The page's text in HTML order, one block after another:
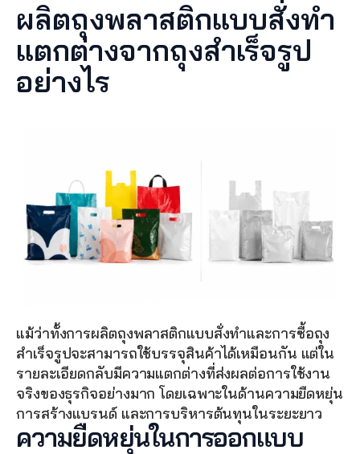
ผลิตถุงพลาสติกแบบสั่งทำ
แตกต่างจากถุงสำเร็จรูป
อย่างไร
แม้ว่าทั้งการผลิตถุงพลาสติกแบบสั่งทำและการซื้อถุง
สำเร็จรูปจะสามารถใช้บรรจุสินค้าได้เหมือนกัน แต่ใน
รายละเอียดกลับมีความแตกต่างที่ส่งผลต่อการใช้งาน
จริงของธุรกิจอย่างมาก โดยเฉพาะในด้านความยืดหยุ่น
การสร้างแบรนด์ และการบริหารต้นทุนในระยะยาว
ความยืดหยุ่นในการออกแบบ